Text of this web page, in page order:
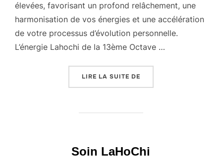
élevées, favorisant un profond relâchement, une
harmonisation de vos énergies et une accélération
de votre processus d’évolution personnelle.
L’énergie Lahochi de la 13ème Octave …
LIRE LA SUITE DE
Soin LaHoChi